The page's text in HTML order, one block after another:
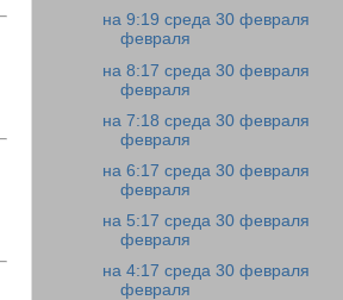
на 9:19 среда 30 февраля
февраля
на 8:17 среда 30 февраля
февраля
на 7:18 среда 30 февраля
февраля
на 6:17 среда 30 февраля
февраля
на 5:17 среда 30 февраля
февраля
на 4:17 среда 30 февраля
февраля